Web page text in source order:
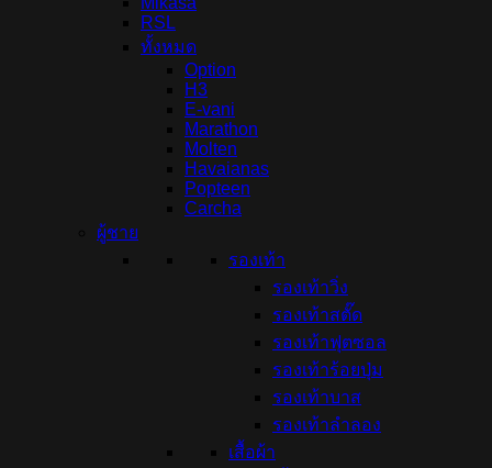
RSL
ทั้งหมด
Option
H3
E-vani
Marathon
Molten
Havaianas
Popteen
Carcha
ผู้ชาย
รองเท้า
รองเท้าวิ่ง
รองเท้าสตั๊ด
รองเท้าฟุตซอล
รองเท้าร้อยปุ่ม
รองเท้าบาส
รองเท้าลำลอง
เสื้อผ้า